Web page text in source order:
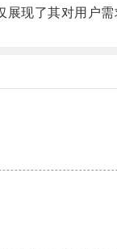
了其对用户需